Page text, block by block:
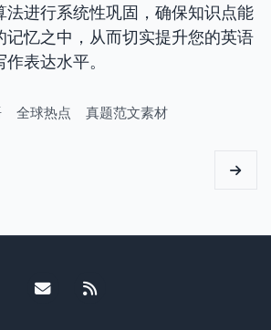
法进行系统性巩固，确保知识点能
记忆之中，从而切实提升您的英语
表达水平。
全球热点 真题范文素材
Email me